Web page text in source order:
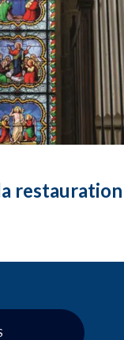
restauration